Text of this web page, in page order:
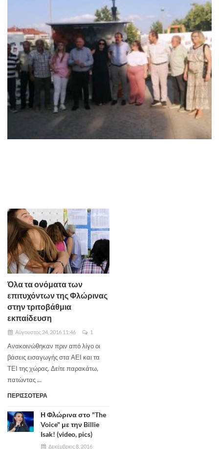
Όλα τα ονόματα των
επιτυχόντων της Φλώρινας
στην τριτοβάθμια
εκπαίδευση
Αύγουστος 24, 2016 11:46 1
Ανακοινώθηκαν πριν από λίγο οι
βάσεις εισαγωγής στα ΑΕΙ και τα
ΤΕΙ της χώρας. Δείτε παρακάτω,
πατώντας ...
ΠΕΡΙΣΣΟΤΕΡΑ
Η Φλώρινα στο "The
Voice" με την Billie
Isak! (video, pics)
Δεκέμβριος 8, 2016